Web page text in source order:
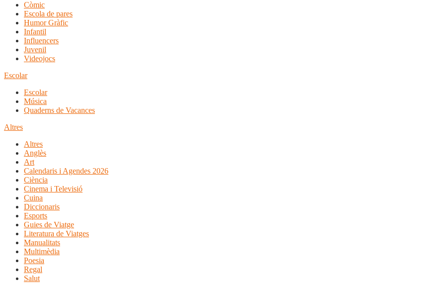
Còmic
Escola de pares
Humor Gràfic
Infantil
Influencers
Juvenil
Videojocs
Escolar
Escolar
Música
Quaderns de Vacances
Altres
Altres
Anglès
Art
Calendaris i Agendes 2026
Ciència
Cinema i Televisió
Cuina
Diccionaris
Esports
Guies de Viatge
Literatura de Viatges
Manualitats
Multimèdia
Poesia
Regal
Salut